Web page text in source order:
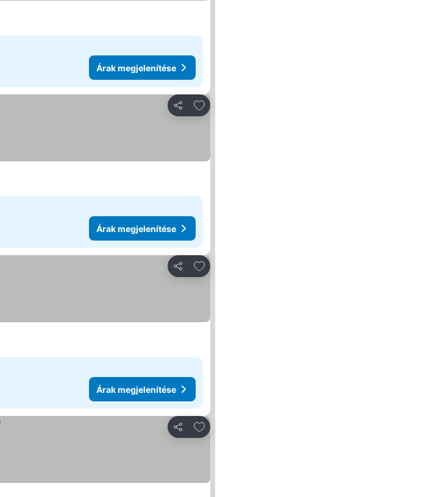
Árak megjelenítése
Megosztás
Hozzáadás a kedvencekhez
Árak megjelenítése
Megosztás
Hozzáadás a kedvencekhez
Árak megjelenítése
Megosztás
Hozzáadás a kedvencekhez